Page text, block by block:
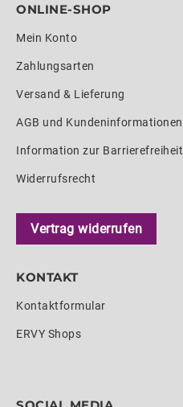
ONLINE-SHOP
Mein Konto
Zahlungsarten
Versand & Lieferung
AGB und Kundeninformationen
Information zur Barrierefreiheit
Widerrufsrecht
Vertrag widerrufen
KONTAKT
Kontaktformular
ERVY Shops